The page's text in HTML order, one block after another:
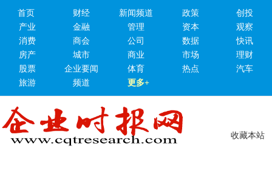
首页 财经 新闻频道 政策
创投
产业
金融 管理 资本
观察
消费
商会 公司 数据
快讯
房产
城市 商业 市场
理财
股票
企业要闻 体育 热点
汽车
旅游
频道 更多+
收藏本站